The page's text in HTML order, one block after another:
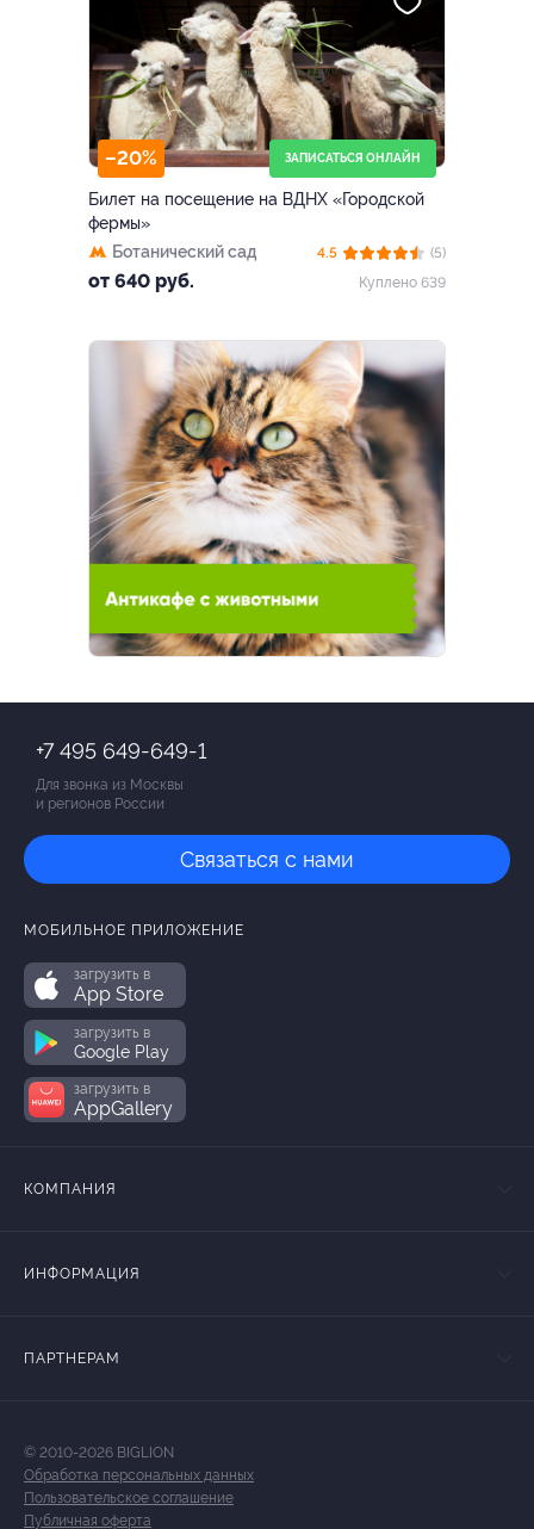
–20% ЗАПИСАТЬСЯ ОНЛАЙН
Билет на посещение на ВДНХ «Городской
фермы»
Ботанический сад
от 640 руб.
4.5
(5)
Куплено 639
+7 495 649-649-1
Для звонка из Москвы
и регионов России
Связаться с нами
МОБИЛЬНОЕ ПРИЛОЖЕНИЕ
загрузить в
App Store
загрузить в
Google Play
загрузить в
AppGallery
КОМПАНИЯ
ИНФОРМАЦИЯ
ПАРТНЕРАМ
© 2010-2026 BIGLION
Обработка персональных данных
Пользовательское соглашение
Публичная оферта